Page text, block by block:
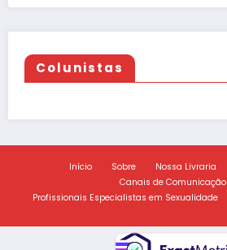
Colunistas
Início Sobre Nossa Livraria
Canais de Comunicação
Profissionais Especialistas em Sexualidade